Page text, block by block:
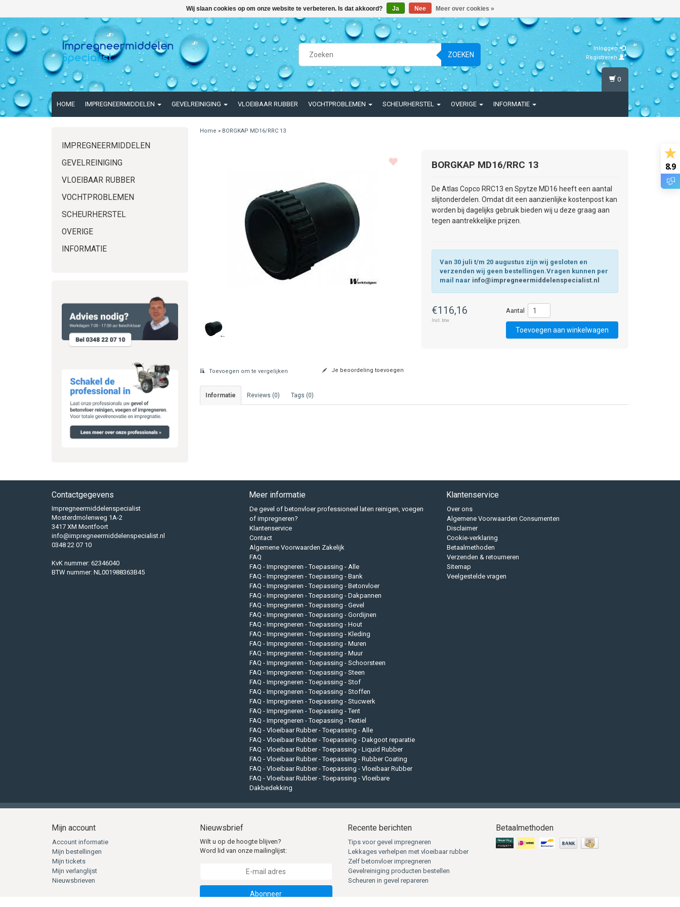
ZOEKEN
Inloggen
Registreren
HOME IMPREGNEERMIDDELEN GEVELREINIGING VLOEIBAAR RUBBER VOCHTPROBLEMEN SCHEURHERSTEL OVERIGE INFORMATIE
0
IMPREGNEERMIDDELEN
GEVELREINIGING
VLOEIBAAR RUBBER
VOCHTPROBLEMEN
SCHEURHERSTEL
OVERIGE
INFORMATIE
Home » BORGKAP MD16/RRC 13
BORGKAP MD16/RRC 13
De Atlas Copco RRC13 en Spytze MD16 heeft een aantal
slijtonderdelen. Omdat dit een aanzienlijke kostenpost kan
worden bij dagelijks gebruik bieden wij u deze graag aan
tegen aantrekkelijke prijzen.
Van 30 juli t/m 20 augustus zijn wij gesloten en
verzenden wij geen bestellingen.Vragen kunnen per
mail naar info@impregneermiddelenspecialist.nl
€116,16
Incl. btw
Toevoegen om te vergelijken Je beoordeling toevoegen
Informatie Reviews (0) Tags (0)
Contactgegevens
Impregneermiddelenspecialist
Mosterdmolenweg 1A-2
3417 XM Montfoort
info@impregneermiddelenspecialist.nl
0348 22 07 10
KvK nummer: 62346040
BTW nummer: NL001988363B45
Meer informatie
De gevel of betonvloer professioneel laten reinigen, voegen
of impregneren?
Klantenservice
Contact
Algemene Voorwaarden Zakelijk
FAQ
FAQ - Impregneren - Toepassing - Alle
FAQ - Impregneren - Toepassing - Bank
FAQ - Impregneren - Toepassing - Betonvloer
FAQ - Impregneren - Toepassing - Dakpannen
FAQ - Impregneren - Toepassing - Gevel
FAQ - Impregneren - Toepassing - Gordijnen
FAQ - Impregneren - Toepassing - Hout
FAQ - Impregneren - Toepassing - Kleding
FAQ - Impregneren - Toepassing - Muren
FAQ - Impregneren - Toepassing - Muur
FAQ - Impregneren - Toepassing - Schoorsteen
FAQ - Impregneren - Toepassing - Steen
FAQ - Impregneren - Toepassing - Stof
FAQ - Impregneren - Toepassing - Stoffen
FAQ - Impregneren - Toepassing - Stucwerk
FAQ - Impregneren - Toepassing - Tent
FAQ - Impregneren - Toepassing - Textiel
FAQ - Vloeibaar Rubber - Toepassing - Alle
FAQ - Vloeibaar Rubber - Toepassing - Dakgoot reparatie
FAQ - Vloeibaar Rubber - Toepassing - Liquid Rubber
FAQ - Vloeibaar Rubber - Toepassing - Rubber Coating
FAQ - Vloeibaar Rubber - Toepassing - Vloeibaar Rubber
FAQ - Vloeibaar Rubber - Toepassing - Vloeibare
Dakbedekking
Klantenservice
Over ons
Algemene Voorwaarden Consumenten
Disclaimer
Cookie-verklaring
Betaalmethoden
Verzenden & retourneren
Sitemap
Veelgestelde vragen
Mijn account
Account informatie
Mijn bestellingen
Mijn tickets
Mijn verlanglijst
Nieuwsbrieven
Nieuwsbrief
Wilt u op de hoogte blijven?
Word lid van onze mailinglijst:
Abonneer
Recente berichten
Tips voor gevel impregneren
Lekkages verhelpen met vloeibaar rubber
Zelf betonvloer impregneren
Gevelreiniging producten bestellen
Scheuren in gevel repareren
Betaalmethoden
8.9
Wij slaan cookies op om onze website te verbeteren. Is dat akkoord? Ja Nee Meer over cookies »